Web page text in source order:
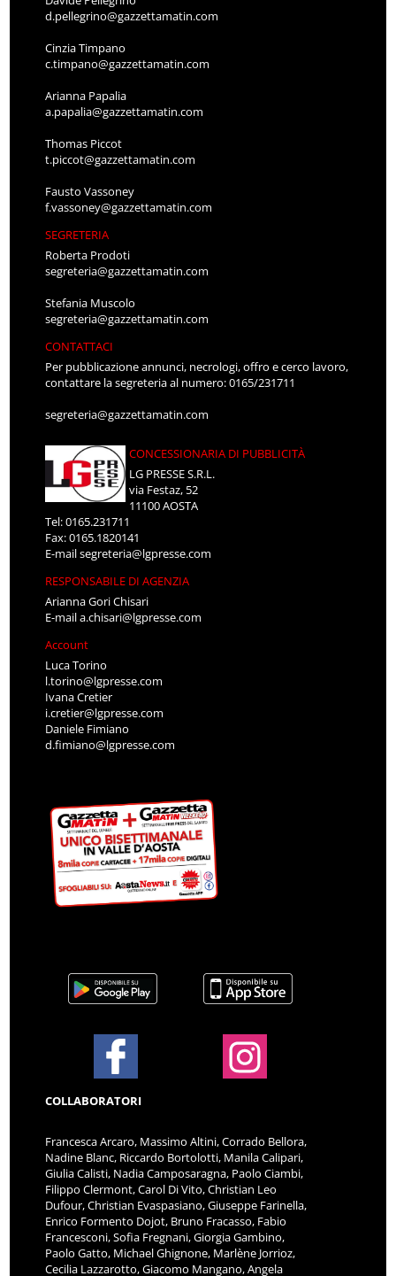
d.pellegrino@gazzettamatin.com
Cinzia Timpano
c.timpano@gazzettamatin.com
Arianna Papalia
a.papalia@gazzettamatin.com
Thomas Piccot
t.piccot@gazzettamatin.com
Fausto Vassoney
f.vassoney@gazzettamatin.com
SEGRETERIA
Roberta Prodoti
segreteria@gazzettamatin.com
Stefania Muscolo
segreteria@gazzettamatin.com
CONTATTACI
Per pubblicazione annunci, necrologi, offro e cerco lavoro,
contattare la segreteria al numero: 0165/231711
segreteria@gazzettamatin.com
CONCESSIONARIA DI PUBBLICITÀ
LG PRESSE S.R.L.
via Festaz, 52
11100 AOSTA
Tel: 0165.231711
Fax: 0165.1820141
E-mailsegreteria@lgpresse.com
RESPONSABILE DI AGENZIA
Arianna Gori Chisari
E-maila.chisari@lgpresse.com
Account
Luca Torino
l.torino@lgpresse.com
Ivana Cretier
i.cretier@lgpresse.com
Daniele Fimiano
d.fimiano@lgpresse.com
COLLABORATORI
Francesca Arcaro, Massimo Altini, Corrado Bellora,
Nadine Blanc, Riccardo Bortolotti, Manila Calipari,
Giulia Calisti, Nadia Camposaragna, Paolo Ciambi,
Filippo Clermont, Carol Di Vito, Christian Leo
Dufour, Christian Evaspasiano, Giuseppe Farinella,
Enrico Formento Dojot, Bruno Fracasso, Fabio
Francesconi, Sofia Fregnani, Giorgia Gambino,
Paolo Gatto, Michael Ghignone, Marlène Jorrioz,
Cecilia Lazzarotto, Giacomo Mangano, Angela